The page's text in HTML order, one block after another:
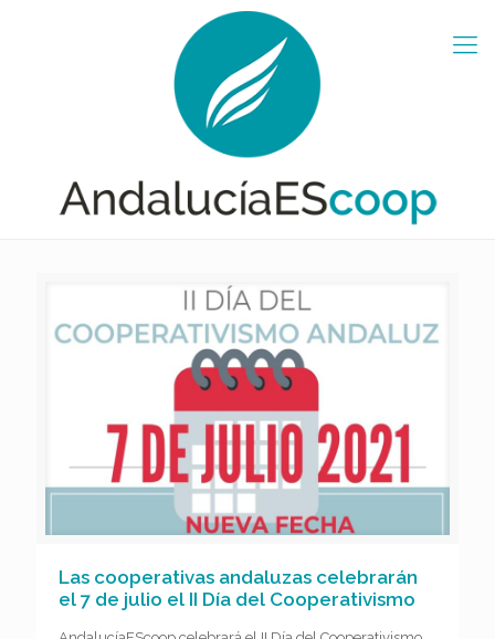
Las cooperativas andaluzas celebrarán
el 7 de julio el II Día del Cooperativismo